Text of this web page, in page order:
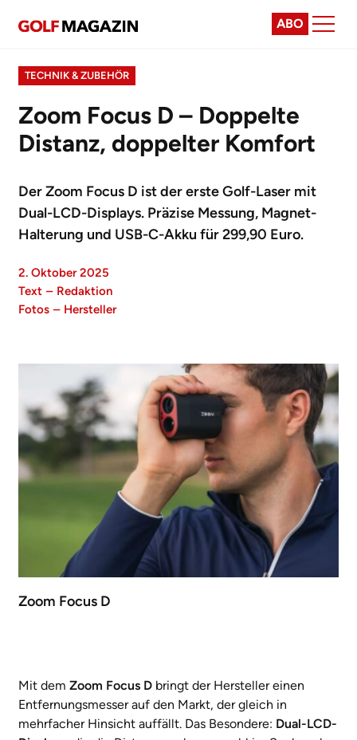
ABO
TECHNIK & ZUBEHÖR
Zoom Focus D – Doppelte
Distanz, doppelter Komfort
Der Zoom Focus D ist der erste Golf-Laser mit
Dual-LCD-Displays. Präzise Messung, Magnet-
Halterung und USB-C-Akku für 299,90 Euro.
2. Oktober 2025
Text – Redaktion
Fotos – Hersteller
Zoom Focus D
Mit dem Zoom Focus D bringt der Hersteller einen
Entfernungsmesser auf den Markt, der gleich in
mehrfacher Hinsicht auffällt. Das Besondere: Dual-LCD-